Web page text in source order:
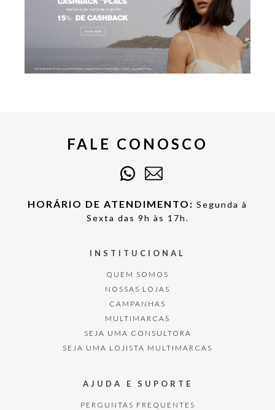
FALE CONOSCO
HORÁRIO DE ATENDIMENTO: Segunda à
Sexta das 9h às 17h.
INSTITUCIONAL
QUEM SOMOS
NOSSAS LOJAS
CAMPANHAS
MULTIMARCAS
SEJA UMA CONSULTORA
SEJA UMA LOJISTA MULTIMARCAS
AJUDA E SUPORTE
PERGUNTAS FREQUENTES